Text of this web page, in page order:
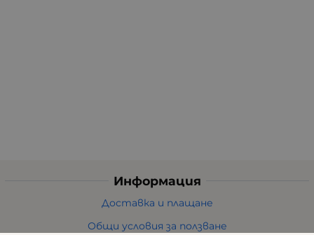
Информация
Доставка и плащане
Общи условия за ползване